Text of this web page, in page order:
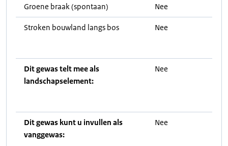
Groene braak (spontaan) Nee
Stroken bouwland langs bos Nee
Dit gewas telt mee als
landschapselement:
Nee
Dit gewas kunt u invullen als
vanggewas:
Nee